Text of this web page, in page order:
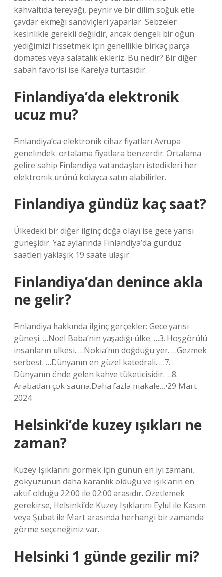
kahvaltıda tereyağı, peynir ve bir dilim soğuk etle
çavdar ekmeği sandviçleri yaparlar. Sebzeler
kesinlikle gerekli değildir, ancak dengeli bir öğün
yediğimizi hissetmek için genellikle birkaç parça
domates veya salatalık ekleriz. Bu nedir? Bir diğer
sabah favorisi ise Karelya turtasıdır.
Finlandiya’da elektronik
ucuz mu?
Finlandiya’da elektronik cihaz fiyatları Avrupa
genelindeki ortalama fiyatlara benzerdir. Ortalama
gelire sahip Finlandiya vatandaşları istedikleri her
elektronik ürünü kolayca satın alabilirler.
Finlandiya gündüz kaç saat?
Ülkedeki bir diğer ilginç doğa olayı ise gece yarısı
güneşidir. Yaz aylarında Finlandiya’da gündüz
saatleri yaklaşık 19 saate ulaşır.
Finlandiya’dan denince akla
ne gelir?
Finlandiya hakkında ilginç gerçekler: Gece yarısı
güneşi. …Noel Baba’nın yaşadığı ülke. …3. Hoşgörülü
insanların ülkesi. …Nokia’nın doğduğu yer. …Gezmek
serbest. …Dünyanın en güzel katedrali. …7.
Dünyanın önde gelen kahve tüketicisidir. …8.
Arabadan çok sauna.Daha fazla makale…•29 Mart
2024
Helsinki’de kuzey ışıkları ne
zaman?
Kuzey Işıklarını görmek için günün en iyi zamanı,
gökyüzünün daha karanlık olduğu ve ışıkların en
aktif olduğu 22:00 ile 02:00 arasıdır. Özetlemek
gerekirse, Helsinki’de Kuzey Işıklarını Eylül ile Kasım
veya Şubat ile Mart arasında herhangi bir zamanda
görme seçeneğiniz var.
Helsinki 1 günde gezilir mi?